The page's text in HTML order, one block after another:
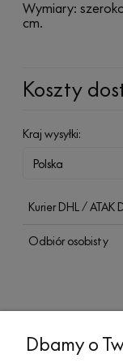
Wymiary:
cm.
Koszty
Cena nie zawiera
Kraj wysyłki:
Kurier DHL / ATAK
Odbiór osobisty
Dbamy o